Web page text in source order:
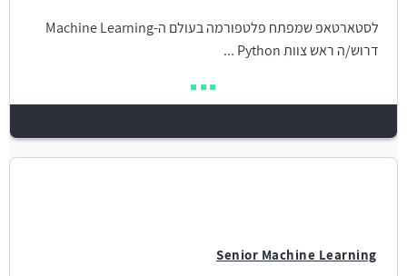
לסטארטאפ שמפתח פלטפורמה בעולם ה-Machine Learning
דרוש/ה ראש צוות Python ...
Senior Machine Learning